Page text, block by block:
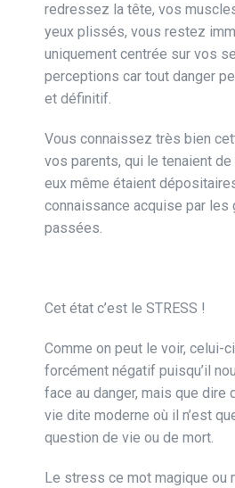
redressez la tête, vos
yeux plissés, vous restez
uniquement centrée sur vos
perceptions car tout danger
et définitif.
Vous connaissez très bien
vos parents, qui le tenaient
eux même étaient
connaissance acquise par les
passées.
Cet état c’est le STRESS !
Comme on peut le voir, celui-
forcément négatif puisqu’il
face au danger, mais que dire
vie dite moderne où il n’est
question de vie ou de mort.
Le stress ce mot magique ou